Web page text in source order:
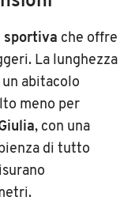
sportiva che offre
La lunghezza
abitacolo
meno per
, con una
di tutto